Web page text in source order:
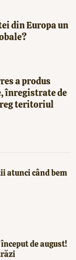
din Europa un
a produs
înregistrate de
teritoriul
atunci când bem
de august!